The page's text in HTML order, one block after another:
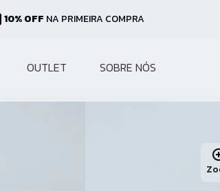
PARCELAS ATÉ 10XNO CARTÃO
OUTLET SOBRE NÓS